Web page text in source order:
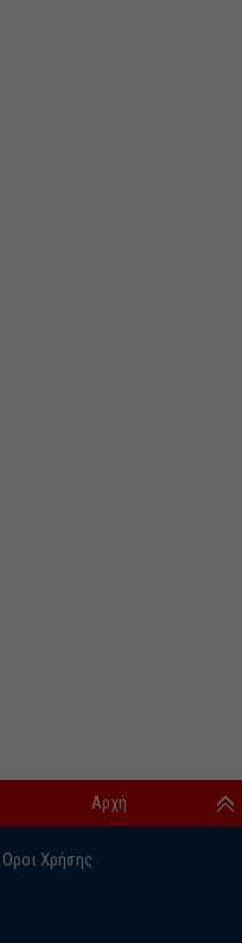
Οροι Χρήσης
Αρχή